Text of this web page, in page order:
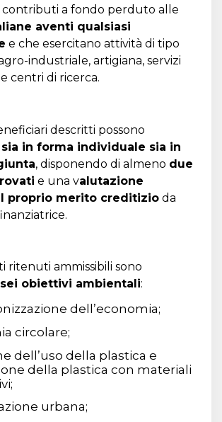
contributi a fondo perduto alle
aventi qualsiasi
e che esercitano attività di tipo
industriale, artigiana, servizi
centri di ricerca.
descritti possono
sia in forma individuale sia in
, disponendo di almeno due
e una valutazione
proprio merito creditizio da
ritenuti ammissibili sono
sei obiettivi ambientali:
dell’economia;
circolare;
dell’uso della plastica e
della plastica con materiali
urbana;